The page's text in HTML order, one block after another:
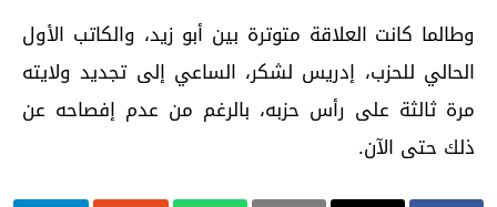
وطالما كانت العلاقة متوترة بين أبو زيد، والكاتب الأول
الحالي للحزب، إدريس لشكر، الساعي إلى تجديد ولايته
مرة ثالثة على رأس حزبه، بالرغم من عدم إفصاحه عن
ذلك حتى الآن.